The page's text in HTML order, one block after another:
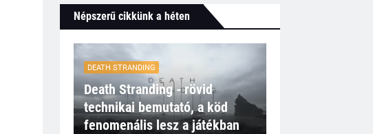
Népszerű cikkünk a héten
DEATH STRANDING
Death Stranding - rövid
technikai bemutató, a köd
fenomenális lesz a játékban